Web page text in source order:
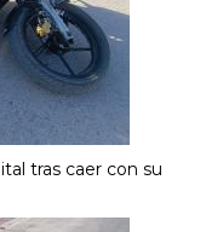
tras caer con su